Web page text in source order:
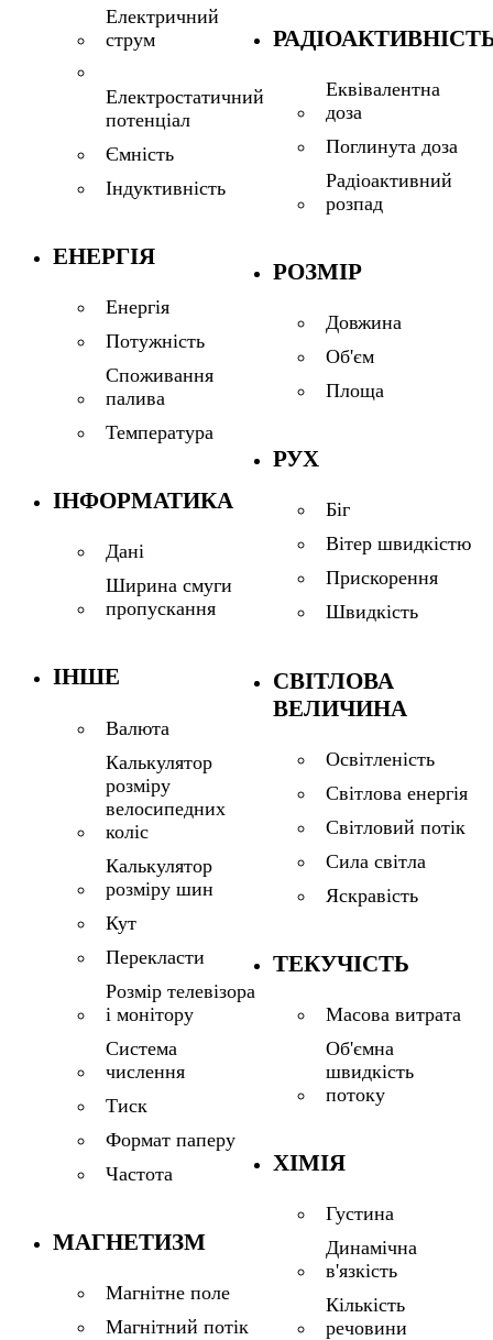
Електричний
струм
Електростатичний
потенціал
Ємність
Індуктивність
ЕНЕРГІЯ
Енергія
Потужність
Споживання
палива
Температура
ІНФОРМАТИКА
Дані
Ширина смуги
пропускання
ІНШЕ
Валюта
Калькулятор
розміру
велосипедних
коліс
Калькулятор
розміру шин
Кут
Перекласти
Розмір телевізора
і монітору
Система
числення
Тиск
Формат паперу
Частота
МАГНЕТИЗМ
Магнітне поле
Магнітний потік
Еквівалентна
доза
Поглинута доза
Радіоактивний
розпад
РОЗМІР
Довжина
Об'єм
Площа
РУХ
Біг
Вітер швидкістю
Прискорення
Швидкість
СВІТЛОВА
ВЕЛИЧИНА
Освітленість
Світлова енергія
Світловий потік
Сила світла
Яскравість
ТЕКУЧІСТЬ
Масова витрата
Об'ємна
швидкість
потоку
ХІМІЯ
Густина
Динамічна
в'язкість
Кількість
речовини